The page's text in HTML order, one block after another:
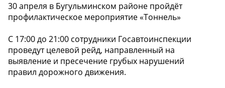
30 апреля в Бугульминском районе пройдёт
профилактическое мероприятие «Тоннель»
С 17:00 до 21:00 сотрудники Госавтоинспекции
проведут целевой рейд, направленный на
выявление и пресечение грубых нарушений
правил дорожного движения.